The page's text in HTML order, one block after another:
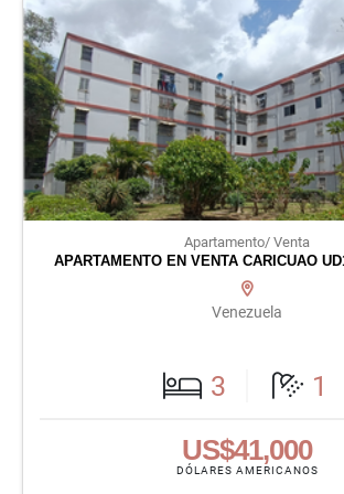
Apartamento/ Venta
APARTAMENTO EN VENTA CARICUAO
Venezuela
3 1
US$41,000
DÓLARES AMERICANOS